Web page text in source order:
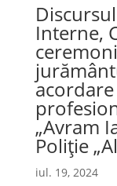
Interne,
„Avram
Poliție
iul. 19, 2024